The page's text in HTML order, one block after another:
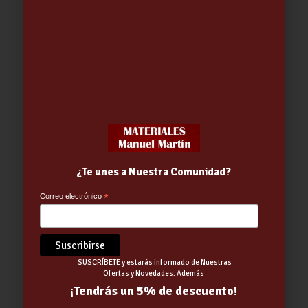
BOMBILLA LED ESFERICA 6W E14
¿Te unes a Nuestra Comunidad?
Correo electrónico*
SUSCRÍBETE y estarás informado de Nuestras
Ofertas y Novedades. Además
¡Tendrás un 5% de descuento!